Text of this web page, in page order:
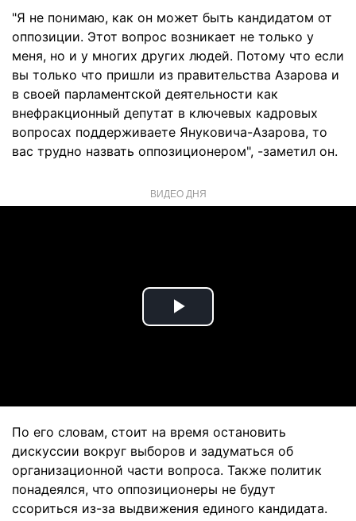
"Я не понимаю, как он может быть кандидатом от
оппозиции. Этот вопрос возникает не только у
меня, но и у многих других людей. Потому что если
вы только что пришли из правительства Азарова и
в своей парламентской деятельности как
внефракционный депутат в ключевых кадровых
вопросах поддерживаете Януковича-Азарова, то
вас трудно назвать оппозиционером", -заметил он.
ВИДЕО ДНЯ
Play
По его словам, стоит на время остановить
дискуссии вокруг выборов и задуматься об
организационной части вопроса. Также политик
понадеялся, что оппозиционеры не будут
ссориться из-за выдвижения единого кандидата.